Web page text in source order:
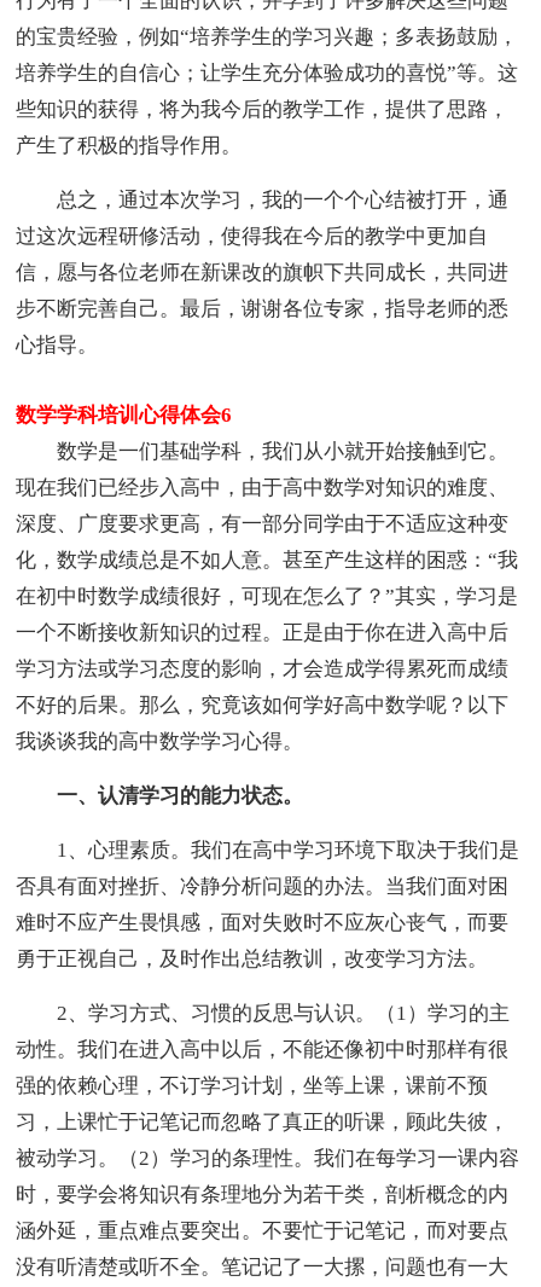
的宝贵经验，例如“培养学生的学习兴趣；多表扬鼓励，
培养学生的自信心；让学生充分体验成功的喜悦”等。这
些知识的获得，将为我今后的教学工作，提供了思路，
产生了积极的指导作用。
总之，通过本次学习，我的一个个心结被打开，通
过这次远程研修活动，使得我在今后的教学中更加自
信，愿与各位老师在新课改的旗帜下共同成长，共同进
步不断完善自己。最后，谢谢各位专家，指导老师的悉
心指导。
数学学科培训心得体会6
数学是一们基础学科，我们从小就开始接触到它。
现在我们已经步入高中，由于高中数学对知识的难度、
深度、广度要求更高，有一部分同学由于不适应这种变
化，数学成绩总是不如人意。甚至产生这样的困惑：“我
在初中时数学成绩很好，可现在怎么了？”其实，学习是
一个不断接收新知识的过程。正是由于你在进入高中后
学习方法或学习态度的影响，才会造成学得累死而成绩
不好的后果。那么，究竟该如何学好高中数学呢？以下
我谈谈我的高中数学学习心得。
一、认清学习的能力状态。
1、心理素质。我们在高中学习环境下取决于我们是
否具有面对挫折、冷静分析问题的办法。当我们面对困
难时不应产生畏惧感，面对失败时不应灰心丧气，而要
勇于正视自己，及时作出总结教训，改变学习方法。
2、学习方式、习惯的反思与认识。（1）学习的主
动性。我们在进入高中以后，不能还像初中时那样有很
强的依赖心理，不订学习计划，坐等上课，课前不预
习，上课忙于记笔记而忽略了真正的听课，顾此失彼，
被动学习。（2）学习的条理性。我们在每学习一课内容
时，要学会将知识有条理地分为若干类，剖析概念的内
涵外延，重点难点要突出。不要忙于记笔记，而对要点
没有听清楚或听不全。笔记记了一大摞，问题也有一大